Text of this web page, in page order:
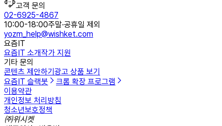
고객 문의
02-6925-4867
10:00-18:00주말·공휴일 제외
yozm_help@wishket.com
요즘IT
요즘IT 소개작가 지원
기타 문의
콘텐츠 제안하기광고 상품 보기
요즘IT 슬랙봇
크롬 확장 프로그램
이용약관
개인정보 처리방침
청소년보호정책
㈜위시켓